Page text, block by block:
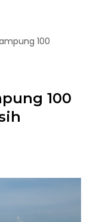
100
100